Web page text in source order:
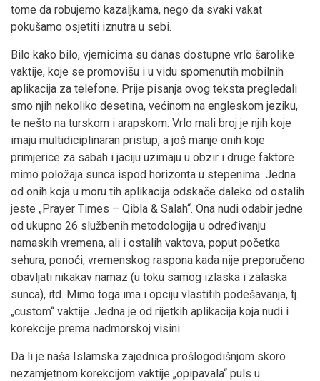
tome da robujemo kazaljkama, nego da svaki vakat
pokušamo osjetiti iznutra u sebi.
Bilo kako bilo, vjernicima su danas dostupne vrlo šarolike
vaktije, koje se promovišu i u vidu spomenutih mobilnih
aplikacija za telefone. Prije pisanja ovog teksta pregledali
smo njih nekoliko desetina, većinom na engleskom jeziku,
te nešto na turskom i arapskom. Vrlo mali broj je njih koje
imaju multidiciplinaran pristup, a još manje onih koje
primjerice za sabah i jaciju uzimaju u obzir i druge faktore
mimo položaja sunca ispod horizonta u stepenima. Jedna
od onih koja u moru tih aplikacija odskače daleko od ostalih
jeste „Prayer Times – Qibla & Salah“. Ona nudi odabir jedne
od ukupno 26 službenih metodologija u određivanju
namaskih vremena, ali i ostalih vaktova, poput početka
sehura, ponoći, vremenskog raspona kada nije preporučeno
obavljati nikakav namaz (u toku samog izlaska i zalaska
sunca), itd. Mimo toga ima i opciju vlastitih podešavanja, tj.
„custom“ vaktije. Jedna je od rijetkih aplikacija koja nudi i
korekcije prema nadmorskoj visini.
Da li je naša Islamska zajednica prošlogodišnjom skoro
nezamjetnom korekcijom vaktije „opipavala“ puls u